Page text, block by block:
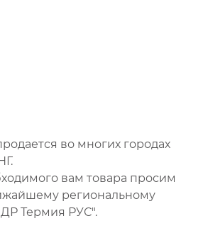
во многих городах
вам товара просим
региональному
Термия РУС".